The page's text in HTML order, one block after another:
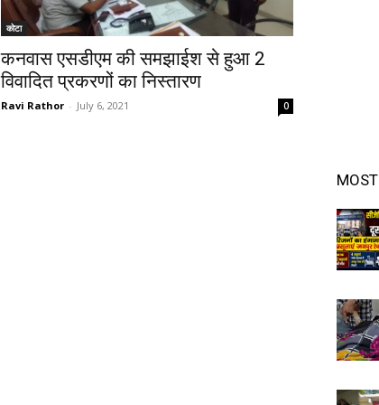
कोटा
कनवास एसडीएम की समझाईश से हुआ 2
विवादित प्रकरणों का निस्तारण
Ravi Rathor - July 6, 2021 0